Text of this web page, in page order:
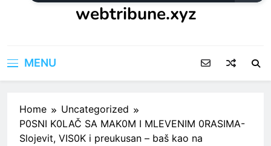
webtribune.xyz
MENU
Home
Uncategorized
P0SNI K0LAČ SA MAK0M I MLEVENIM 0RASIMA-
Slojevit, VIS0K i preukusan – baš kao na